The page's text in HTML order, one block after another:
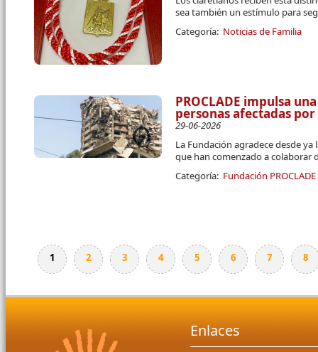
sea también un estímulo para
Categoría: Noticias de Familia
PROCLADE impulsa
personas afectadas
29-06-2026
La Fundación agradece desde
que han comenzado a colaborar
Categoría: Fundación PROCLADE
Páginas
1 2 3 4 5 6 7 8
Enlaces